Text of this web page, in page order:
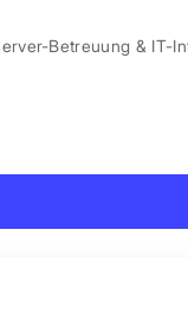
Betreuung & IT-